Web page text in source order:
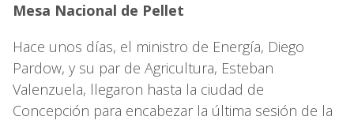
Mesa Nacional de Pellet
Hace unos días, el ministro de Energía, Diego
Pardow, y su par de Agricultura, Esteban
Valenzuela, llegaron hasta la ciudad de
Concepción para encabezar la última sesión de la